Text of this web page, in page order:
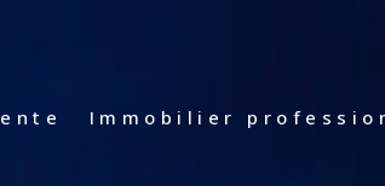
vente immobilier
Location Immobilier